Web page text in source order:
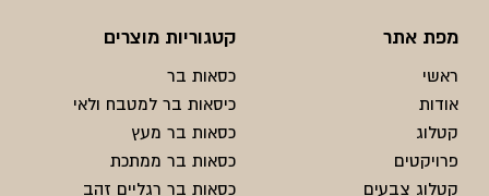
מפת אתר
ראשי
אודות
קטלוג
פרויקטים
קטלוג צבעים
קטגוריות מוצרים
כסאות בר
כיסאות בר למטבח ולאי
כסאות בר מעץ
כסאות בר ממתכת
כסאות בר רגליים זהב